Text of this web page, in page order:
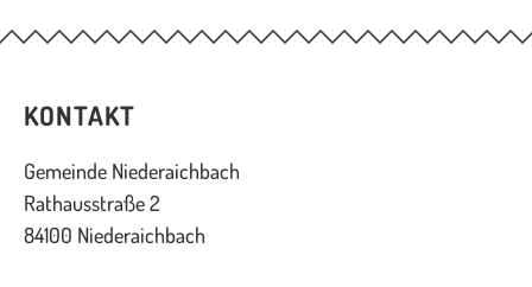
KONTAKT
Gemeinde Niederaichbach
Rathausstraße 2
84100 Niederaichbach